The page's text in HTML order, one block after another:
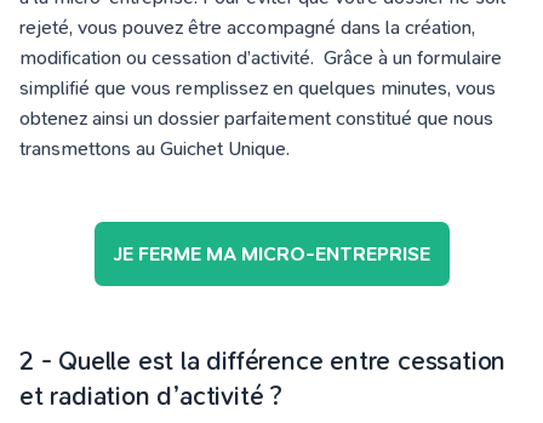
rejeté, vous pouvez être accompagné dans la création,
modification ou cessation d’activité. Grâce à un formulaire
simplifié que vous remplissez en quelques minutes, vous
obtenez ainsi un dossier parfaitement constitué que nous
transmettons au Guichet Unique.
JE FERME MA MICRO-ENTREPRISE
2 - Quelle est la différence entre cessation
et radiation d’activité ?